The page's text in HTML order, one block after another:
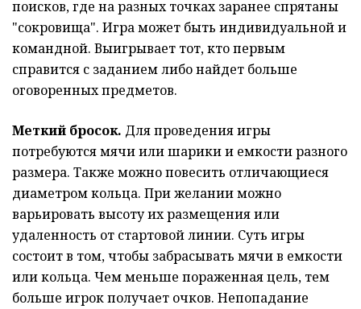
поисков, где на разных точках заранее спрятаны
"сокровища". Игра может быть индивидуальной и
командной. Выигрывает тот, кто первым
справится с заданием либо найдет больше
оговоренных предметов.
Меткий бросок. Для проведения игры
потребуются мячи или шарики и емкости разного
размера. Также можно повесить отличающиеся
диаметром кольца. При желании можно
варьировать высоту их размещения или
удаленность от стартовой линии. Суть игры
состоит в том, чтобы забрасывать мячи в емкости
или кольца. Чем меньше пораженная цель, тем
больше игрок получает очков. Непопадание